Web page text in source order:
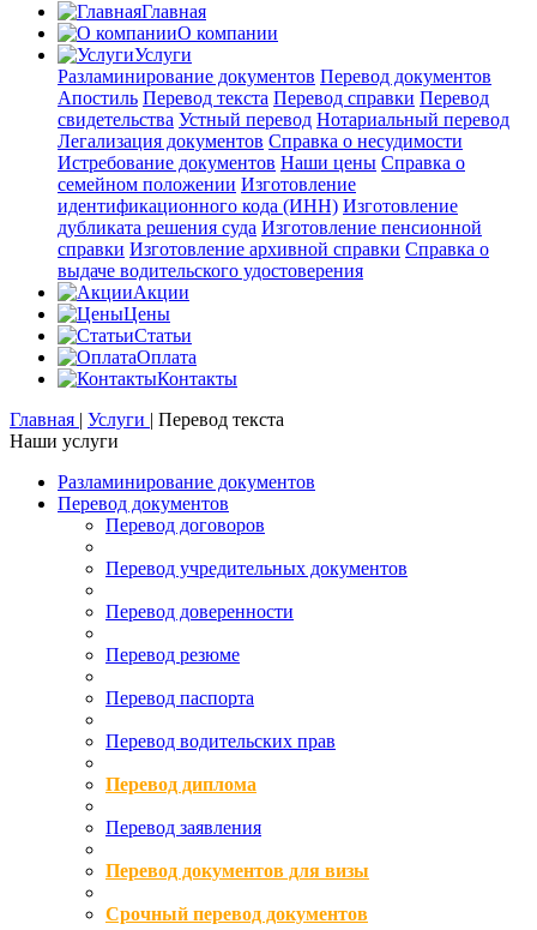
Главная
О компании
Услуги
Разламинирование документов Перевод документов
Апостиль Перевод текста Перевод справки Перевод
свидетельства Устный перевод Нотариальный перевод
Легализация документов Справка о несудимости
Истребование документов Наши цены Справка о
семейном положении Изготовление
идентификационного кода (ИНН) Изготовление
дубликата решения суда Изготовление пенсионной
справки Изготовление архивной справки Справка о
выдаче водительского удостоверения
Акции
Цены
Статьи
Оплата
Контакты
Главная | Услуги | Перевод текста
Наши услуги
Разламинирование документов
Перевод документов
Перевод договоров
Перевод учредительных документов
Перевод доверенности
Перевод резюме
Перевод паспорта
Перевод водительских прав
Перевод диплома
Перевод заявления
Перевод документов для визы
Срочный перевод документов